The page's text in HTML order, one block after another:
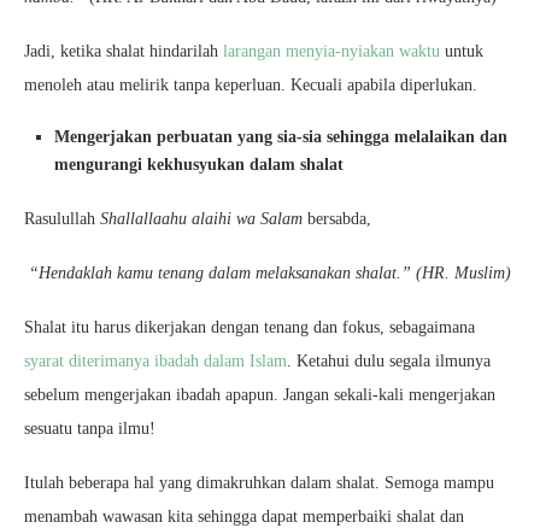
Jadi, ketika shalat hindarilah larangan menyia-nyiakan waktu untuk
menoleh atau melirik tanpa keperluan. Kecuali apabila diperlukan.
Mengerjakan perbuatan yang sia-sia sehingga melalaikan dan
mengurangi kekhusyukan dalam shalat
Rasulullah Shallallaahu alaihi wa Salam bersabda,
“Hendaklah kamu tenang dalam melaksanakan shalat.” (HR. Muslim)
Shalat itu harus dikerjakan dengan tenang dan fokus, sebagaimana
syarat diterimanya ibadah dalam Islam. Ketahui dulu segala ilmunya
sebelum mengerjakan ibadah apapun. Jangan sekali-kali mengerjakan
sesuatu tanpa ilmu!
Itulah beberapa hal yang dimakruhkan dalam shalat. Semoga mampu
menambah wawasan kita sehingga dapat memperbaiki shalat dan